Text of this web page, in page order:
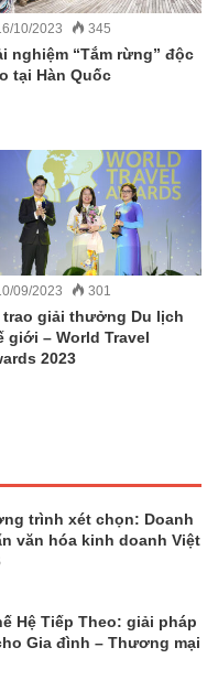
10/2023 345
nghiệm “Tắm rừng” độc
tại Hàn Quốc
09/2023 301
trao giải thưởng Du lịch
giới – World Travel
2023
trình xét chọn: Doanh
văn hóa kinh doanh Việt
Hệ Tiếp Theo: giải pháp
Gia đình – Thương mại